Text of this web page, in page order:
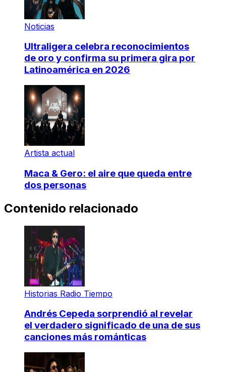
Noticias
Ultraligera celebra reconocimientos
de oro y confirma su primera gira por
Latinoamérica en 2026
Artista actual
Maca & Gero: el aire que queda entre
dos personas
Contenido relacionado
Historias Radio Tiempo
Andrés Cepeda sorprendió al revelar
el verdadero significado de una de sus
canciones más románticas